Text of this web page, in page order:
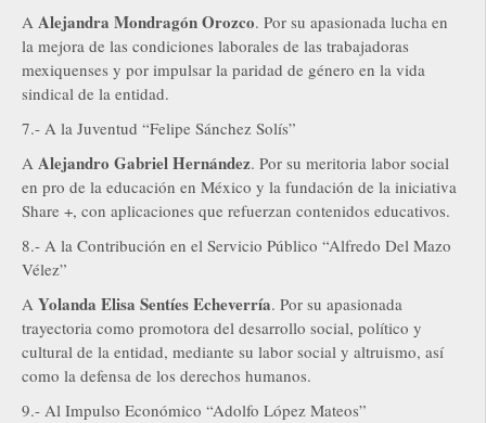
A Alejandra Mondragón Orozco. Por su apasionada lucha en
la mejora de las condiciones laborales de las trabajadoras
mexiquenses y por impulsar la paridad de género en la vida
sindical de la entidad.
7.- A la Juventud “Felipe Sánchez Solís”
A Alejandro Gabriel Hernández. Por su meritoria labor social
en pro de la educación en México y la fundación de la iniciativa
Share +, con aplicaciones que refuerzan contenidos educativos.
8.- A la Contribución en el Servicio Público “Alfredo Del Mazo
Vélez”
A Yolanda Elisa Sentíes Echeverría. Por su apasionada
trayectoria como promotora del desarrollo social, político y
cultural de la entidad, mediante su labor social y altruismo, así
como la defensa de los derechos humanos.
9.- Al Impulso Económico “Adolfo López Mateos”